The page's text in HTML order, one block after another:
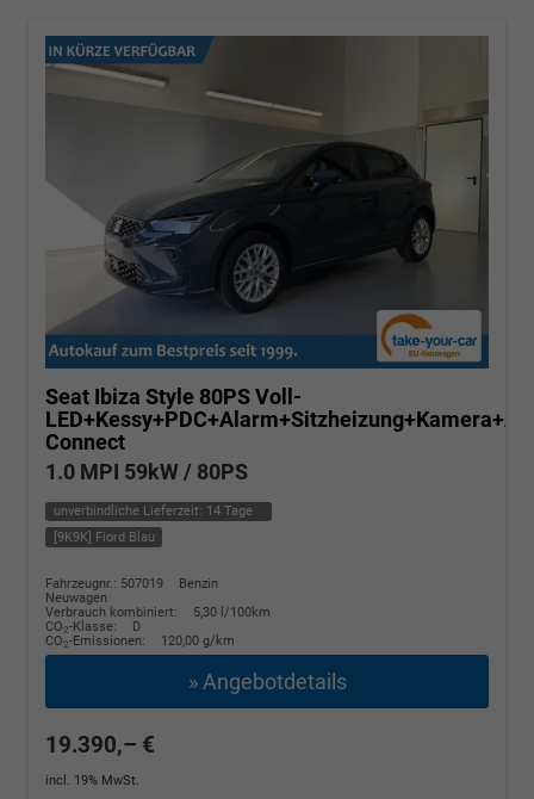
Seat Ibiza Style 80PS Voll-
Connect
1.0 MPI 59kW / 80PS
unverbindliche Lieferzeit: 14 Tage
[9K9K] Fiord Blau
Fahrzeugnr.: 507019
Benzin
Neuwagen
Verbrauch kombiniert:
5,30 l/100km
CO2-Klasse:
D
CO2-Emissionen: 120,00 g/km
» Angebotdetails
19.390,– €
incl. 19% MwSt.